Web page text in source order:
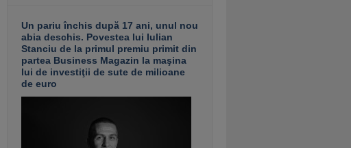
Un pariu închis după 17 ani, unul nou
abia deschis. Povestea lui Iulian
Stanciu de la primul premiu primit din
partea Business Magazin la maşina
lui de investiţii de sute de milioane
de euro